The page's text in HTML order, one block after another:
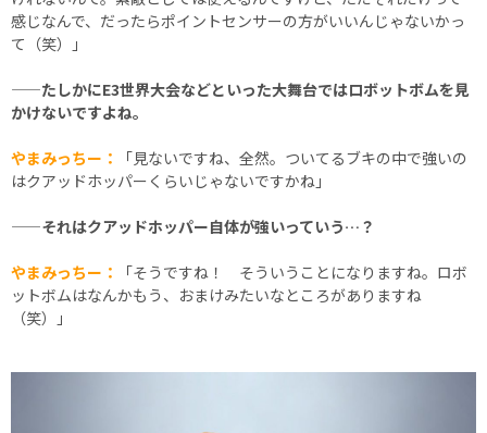
感じなんで、だったらポイントセンサーの方がいいんじゃないかっ
て（笑）」
——たしかにE3世界大会などといった大舞台ではロボットボムを見
かけないですよね。
やまみっちー：
「見ないですね、全然。ついてるブキの中で強いの
はクアッドホッパーくらいじゃないですかね」
——それはクアッドホッパー自体が強いっていう…？
やまみっちー：
「そうですね！ そういうことになりますね。ロボ
ットボムはなんかもう、おまけみたいなところがありますね
（笑）」